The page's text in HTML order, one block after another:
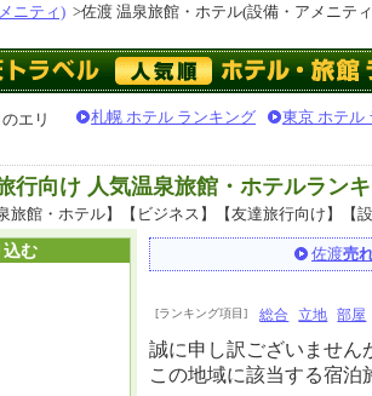
ニティ) >佐渡 温泉旅館・ホテル(設備・アメニテ
のエリ
札幌 ホテル ランキング 東京 ホテル
行向け 人気温泉旅館・ホテルラン
旅館・ホテル】【ビジネス】【友達旅行向け】【
佐渡売
[ランキング項目] 総合 立地 部屋
誠に申し訳ございません
この地域に該当する宿泊
込む